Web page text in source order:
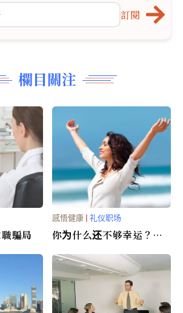
訂閱
欄目關注
騙局
感悟健康 | 礼仪职场
你为什么还不够幸运？